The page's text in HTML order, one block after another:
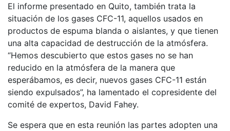
El informe presentado en Quito, también trata la
situación de los gases CFC-11, aquellos usados en
productos de espuma blanda o aislantes, y que tienen
una alta capacidad de destrucción de la atmósfera.
“Hemos descubierto que estos gases no se han
reducido en la atmósfera de la manera que
esperábamos, es decir, nuevos gases CFC-11 están
siendo expulsados”, ha lamentado el copresidente del
comité de expertos, David Fahey.
Se espera que en esta reunión las partes adopten una